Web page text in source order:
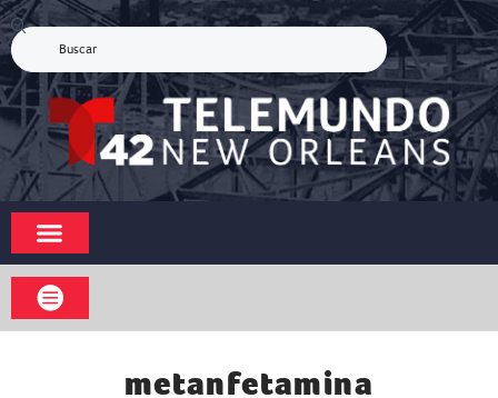
metanfetamina